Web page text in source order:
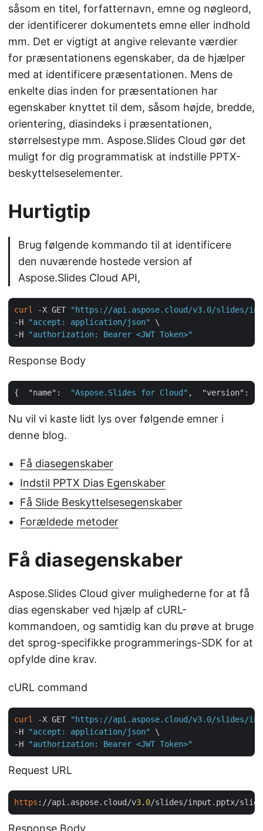
såsom en titel, forfatternavn, emne og nøgleord,
der identificerer dokumentets emne eller indhold
mm. Det er vigtigt at angive relevante værdier
for præsentationens egenskaber, da de hjælper
med at identificere præsentationen. Mens de
enkelte dias inden for præsentationen har
egenskaber knyttet til dem, såsom højde, bredde,
orientering, diasindeks i præsentationen,
størrelsestype mm. Aspose.Slides Cloud gør det
muligt for dig programmatisk at indstille PPTX-
beskyttelseselementer.
Hurtigtip
Brug følgende kommando til at identificere
den nuværende hostede version af
Aspose.Slides Cloud API,
curl -X GET
"https://api.aspose.cloud/v3.0/slides/
-H
"accept: application/json"
\
-H
"authorization: Bearer <JWT Token>"
Response Body
{ "name" : "Aspose.Slides for Cloud" , "version" :
Nu vil vi kaste lidt lys over følgende emner i
denne blog.
Få diasegenskaber
Indstil PPTX Dias Egenskaber
Få Slide Beskyttelsesegenskaber
Forældede metoder
Få diasegenskaber
Aspose.Slides Cloud giver mulighederne for at få
dias egenskaber ved hjælp af cURL-
kommandoen, og samtidig kan du prøve at bruge
det sprog-specifikke programmerings-SDK for at
opfylde dine krav.
cURL command
curl -X GET
"https://api.aspose.cloud/v3.0/slides/
-H
"accept: application/json"
\
-H
"authorization: Bearer <JWT Token>"
Request URL
https ://api.aspose.cloud/v3. 0
Response Body